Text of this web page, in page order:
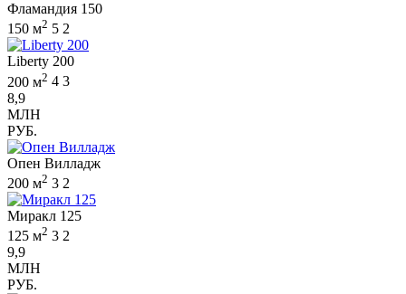
Фламандия 150
150 м2 5 2
Liberty 200
200 м2 4 3
8,9
МЛН
РУБ.
Опен Вилладж
200 м2 3 2
Миракл 125
125 м2 3 2
9,9
МЛН
РУБ.